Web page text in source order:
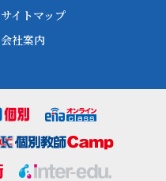
サイトマップ
会社案内